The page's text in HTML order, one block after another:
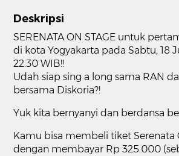
Deskripsi
SERENATA ON STAGE untuk
di kota Yogyakarta pada Sabtu, 18
22.30 WIB!!
Udah siap sing a long sama RAN
bersama Diskoria?!
Yuk kita bernyanyi dan berdansa
Kamu bisa membeli tiket Serenata
dengan membayar Rp 325.000